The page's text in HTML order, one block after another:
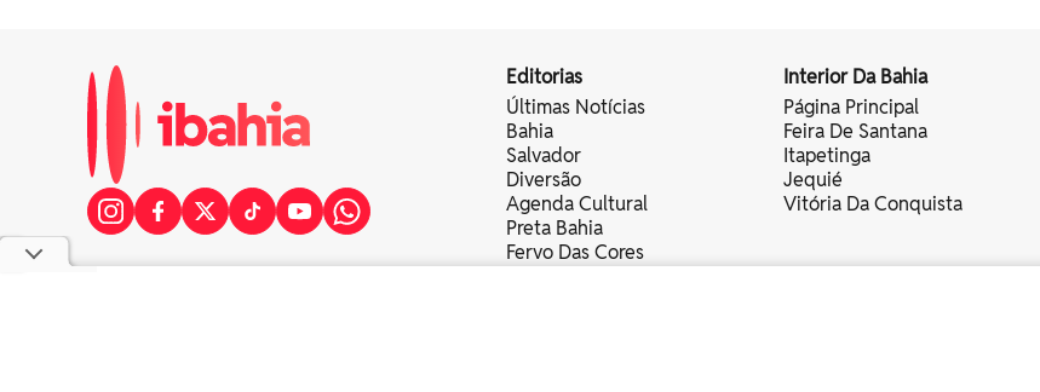
Editorias
Últimas Notícias
Bahia
Salvador
Diversão
Agenda Cultural
Preta Bahia
Fervo Das Cores
Interior Da Bahia
Página Principal
Feira De Santana
Itapetinga
Jequié
Vitória Da Conquista